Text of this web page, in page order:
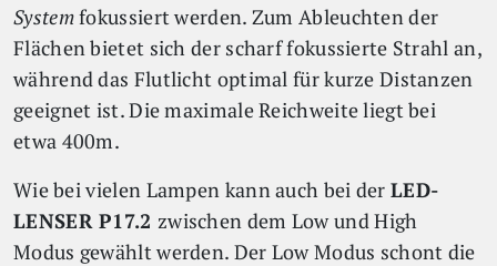
Systemfokussiert werden. Zum Ableuchten der
Flächen bietet sich der scharf fokussierte Strahl an,
während das Flutlicht optimal für kurze Distanzen
geeignet ist. Die maximale Reichweite liegt bei
etwa 400m.
Wie bei vielen Lampen kann auch bei der LED-
LENSER P17.2 zwischen dem Low und High
Modus gewählt werden. Der Low Modus schont die